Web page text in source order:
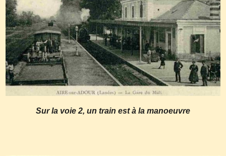
Sur la voie 2, un train est à la manoeuvre